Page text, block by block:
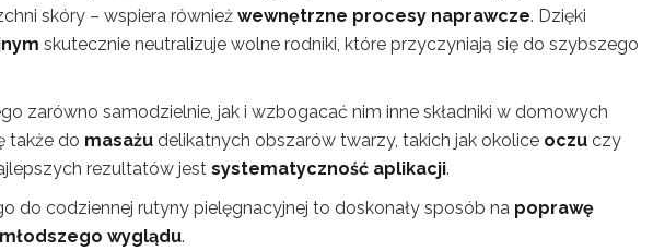
skóry – wspiera również wewnętrzne procesy naprawcze. Dzięki
skutecznie neutralizuje wolne rodniki, które przyczyniają się do szybszego
zarówno samodzielnie, jak i wzbogacać nim inne składniki w domowych
także do masażu delikatnych obszarów twarzy, takich jak okolice oczu czy
rezultatów jest systematyczność aplikacji.
do codziennej rutyny pielęgnacyjnej to doskonały sposób na poprawę
młodszego wyglądu.